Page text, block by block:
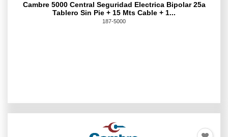
Cambre 5000 Central Seguridad Electrica Bipolar 25a
Tablero Sin Pie + 15 Mts Cable + 1...
187-5000